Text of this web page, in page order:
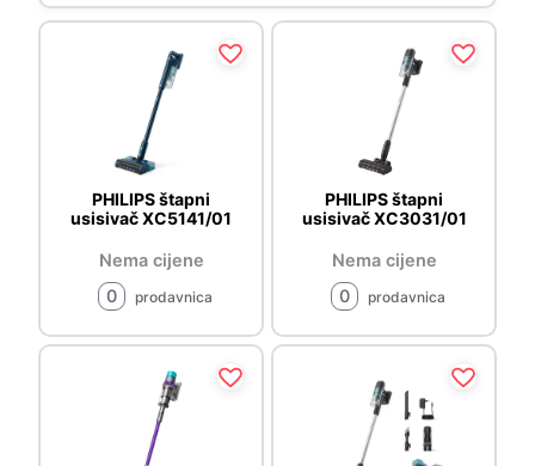
PHILIPS štapni
usisivač XC5141/01
Nema cijene
0
prodavnica
PHILIPS štapni
usisivač XC3031/01
Nema cijene
0
prodavnica